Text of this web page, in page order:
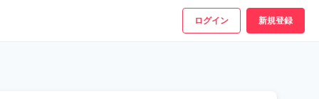
ログイン 新規登録